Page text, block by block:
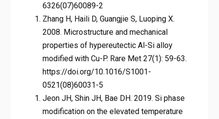
6326(07)60089-2
Zhang H, Haili D, Guangjie S, Luoping X.
2008. Microstructure and mechanical
properties of hypereutectic Al-Si alloy
modified with Cu-P. Rare Met 27(1): 59-63.
https://doi.org/10.1016/S1001-
0521(08)60031-5
Jeon JH, Shin JH, Bae DH. 2019. Si phase
modification on the elevated temperature